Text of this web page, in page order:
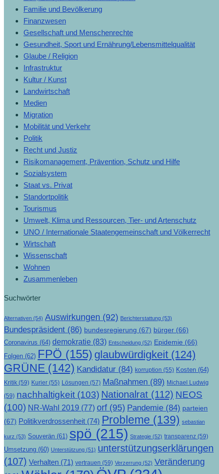
Familie und Bevölkerung
Finanzwesen
Gesellschaft und Menschenrechte
Gesundheit, Sport und Ernährung/Lebensmittelqualität
Glaube / Religion
Infrastruktur
Kultur / Kunst
Landwirtschaft
Medien
Migration
Mobilität und Verkehr
Politik
Recht und Justiz
Risikomanagement, Prävention, Schutz und Hilfe
Sozialsystem
Staat vs. Privat
Standortpolitik
Tourismus
Umwelt, Klima und Ressourcen, Tier- und Artenschutz
UNO / Internationale Staatengemeinschaft und Völkerrecht
Wirtschaft
Wissenschaft
Wohnen
Zusammenleben
Suchwörter
Alternativen (54) Auswirkungen (92) Berichterstattung (53)
Bundespräsident (86) bundesregierung (67) bürger (66)
Coronavirus (64) demokratie (83) Entscheidung (52) Epidemie (66)
Folgen (62) FPÖ (155) glaubwürdigkeit (124)
GRÜNE (142) Kandidatur (84) korruption (55) Kosten (64)
Kritik (59) Kurier (55) Lösungen (57) Maßnahmen (89) Michael Ludwig
(59) nachhaltigkeit (103) Nationalrat (112) NEOS
(100) NR-Wahl 2019 (77) orf (95) Pandemie (84) parteien
(67) Politikverdrossenheit (74) Probleme (139) sebastian
kurz (53) Souverän (61) spö (215) Strategie (52) transparenz (59)
Umsetzung (60) Unterstützung (51) unterstützungserklärungen
(107) Verhalten (71) vertrauen (59) Verzerrung (52) Veränderung